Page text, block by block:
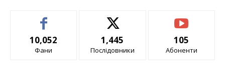
10,052
Фани
1,445
Послідовники
105
Абоненти